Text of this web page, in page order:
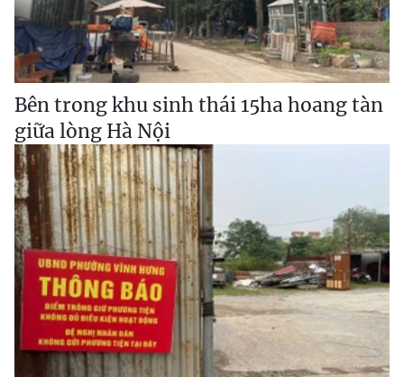
Bên trong khu sinh thái 15ha hoang tàn
giữa lòng Hà Nội